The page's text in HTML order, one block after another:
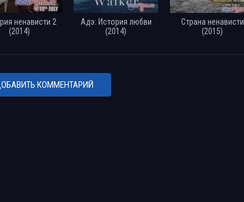
ненависти 2
(2014)
Адэ: История любви
(2014)
Страна ненависти
(2015)
КОММЕНТАРИЙ